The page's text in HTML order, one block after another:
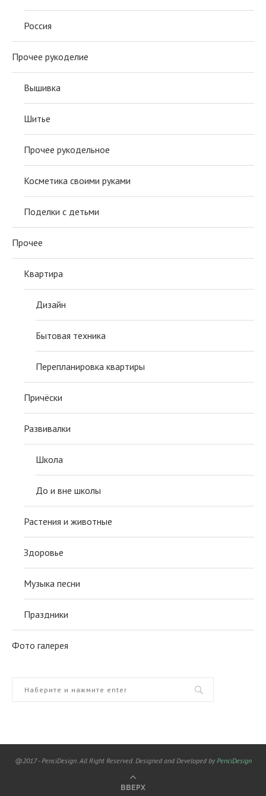
Россия
Прочее рукоделие
Вышивка
Шитье
Прочее рукодельное
Косметика своими руками
Поделки с детьми
Прочее
Квартира
Дизайн
Бытовая техника
Перепланировка квартиры
Причёски
Развивалки
Школа
До и вне школы
Растения и животные
Здоровье
Музыка песни
Праздники
Фото галерея
@2017 - PenciDesign. All Right Reserved. Designed and Developed byPenciDesign
ВВЕРХ